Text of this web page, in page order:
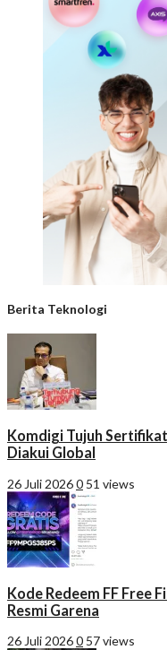
Berita Teknologi
Komdigi Tujuh
Diakui Global
26 Juli 20260 51 views
Kode Redeem FF Free
Resmi Garena
26 Juli 20260 57 views